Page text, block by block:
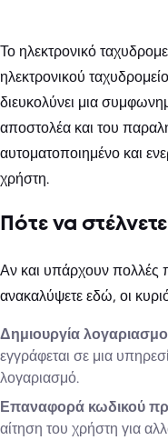
Το ηλεκτρονικό
ηλεκτρονικού
διευκολύνει μια
αποστολέα και του
αυτοματοποιημένο και
χρήστη.
Πότε να
Αν και υπάρχουν πολλές
ανακαλύψετε εδώ, οι
Δημιουργία
εγγράφεται σε μια
λογαριασμό.
Επαναφορά κωδικού
αίτηση του χρήστη για